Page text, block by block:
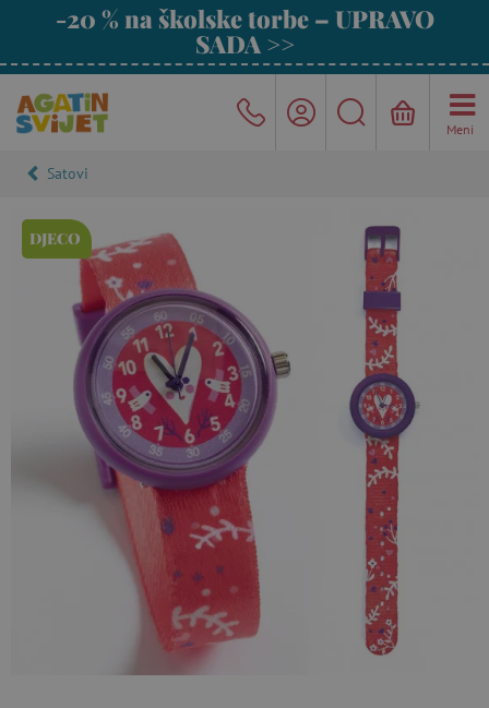
-20 % na školske torbe – UPRAVO
SADA >>
Meni
Satovi
DJECO